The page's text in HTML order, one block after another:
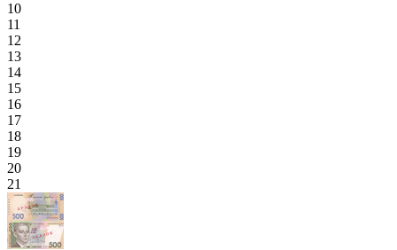
10
11
12
13
14
15
16
17
18
19
20
21